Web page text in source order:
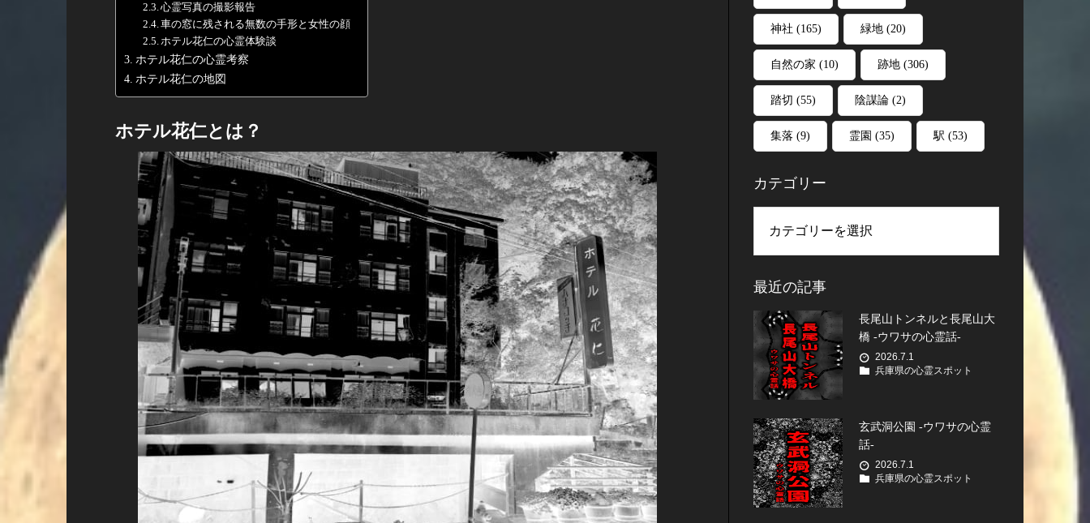
心霊写真の撮影報告
車の窓に残される無数の手形と女性の顔
ホテル花仁の心霊体験談
ホテル花仁の心霊考察
ホテル花仁の地図
ホテル花仁とは？
神社 (165) 緑地 (20)
自然の家 (10) 跡地 (306)
踏切 (55) 陰謀論 (2)
集落 (9) 霊園 (35) 駅 (53)
カテゴリー
最近の記事
長尾山トンネルと長尾山大
橋 -ウワサの心霊話-
2026.7.1
兵庫県の心霊スポット
玄武洞公園 -ウワサの心霊
話-
2026.7.1
兵庫県の心霊スポット